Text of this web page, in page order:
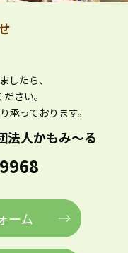
したら、
さい。
承っております。
法人かもみ～る
ーム